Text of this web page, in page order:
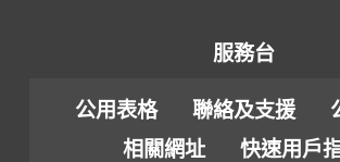
服務台
公用表格 聯絡及支援
相關網址
快速用戶